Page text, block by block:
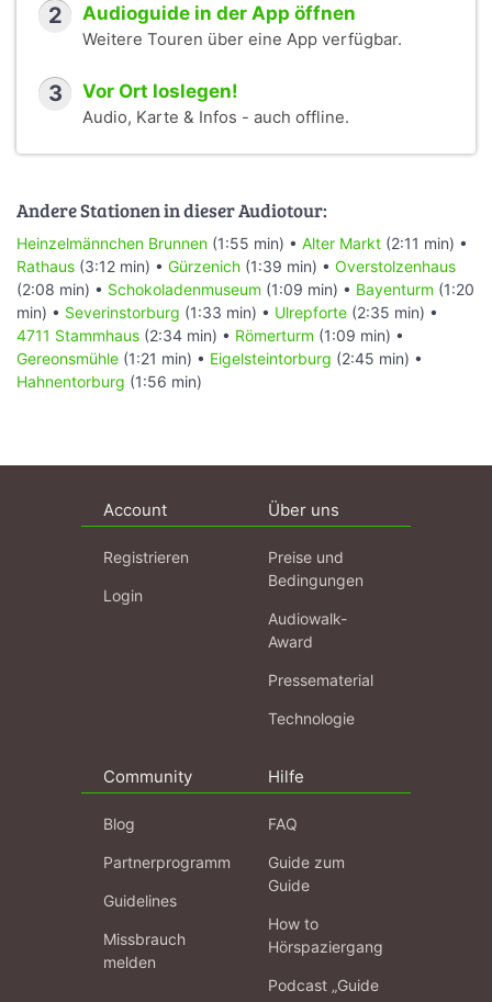
2 Audioguide in der App öffnen
Weitere Touren über eine App verfügbar.
3 Vor Ort loslegen!
Audio, Karte & Infos - auch offline.
Andere Stationen in dieser Audiotour:
Heinzelmännchen Brunnen (1:55 min) • Alter Markt (2:11 min) •
Rathaus (3:12 min) • Gürzenich (1:39 min) • Overstolzenhaus
(2:08 min) • Schokoladenmuseum (1:09 min) • Bayenturm (1:20
min) • Severinstorburg (1:33 min) • Ulrepforte (2:35 min) •
4711 Stammhaus (2:34 min) • Römerturm (1:09 min) •
Gereonsmühle (1:21 min) • Eigelsteintorburg (2:45 min) •
Hahnentorburg (1:56 min)
Account
Registrieren
Login
Über uns
Preise und
Bedingungen
Audiowalk-
Award
Pressematerial
Technologie
Community
Blog
Partnerprogramm
Guidelines
Missbrauch
melden
Hilfe
FAQ
Guide zum
Guide
How to
Hörspaziergang
Podcast „Guide